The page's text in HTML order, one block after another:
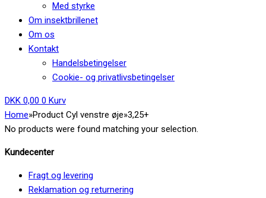
Med styrke
Om insektbrillenet
Om os
Kontakt
Handelsbetingelser
Cookie- og privatlivsbetingelser
DKK 0,00 0 Kurv
Home»Product Cyl venstre øje»3,25+
No products were found matching your selection.
Kundecenter
Fragt og levering
Reklamation og returnering